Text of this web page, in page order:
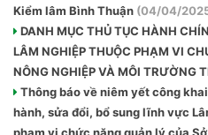
Kiểm lâm Bình Thuận (04/04/
DANH MỤC THỦ TỤC HÀNH
LÂM NGHIỆP THUỘC PHẠM VI
NÔNG NGHIỆP VÀ MÔI TRƯỜNG
Thông báo về niêm yết công
hành, sửa đổi, bổ sung lĩnh vực